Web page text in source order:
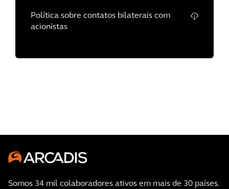
Política sobre contatos bilaterais com
acionistas
Somos 34 mil colaboradores ativos em mais de 30 países.